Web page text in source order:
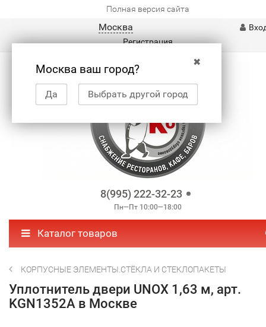
Полная версия сайта
Москва
✖
Москва ваш город?
Да Выбрать другой город
Регистрация
8(995) 222-32-23
Пн—Пт 10:00—18:00
Каталог товаров
КОРПУСНЫЕ ЭЛЕМЕНТЫ.СТЁКЛА И СТЕКЛОПАКЕТЫ
Уплотнитель двери UNOX 1,63 м, арт.
KGN1352A в Москве